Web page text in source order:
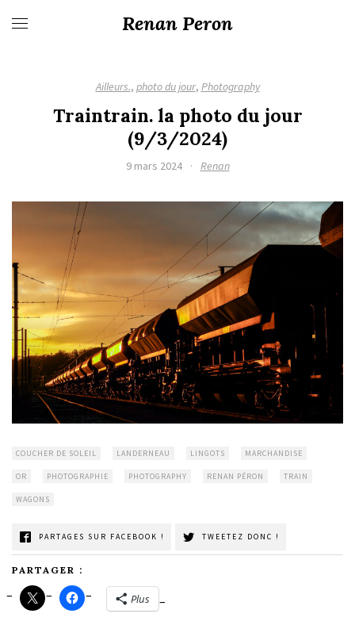
Renan Peron
Ailleurs., photo du jour, Photography
Traintrain. la photo du jour
(9/3/2024)
9 mars 2024 · Renan
COUCHER DE SOLEIL LANDERNEAU LINGOTS MARCHANDISE
OR PHOTOGRAPHIE PHOTOGRAPHY RENAN PÉRON TRAIN
WAGONS
PARTAGES SUR FACEBOOK ! TWEETEZ DONC !
PARTAGER :
Plus